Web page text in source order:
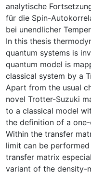
analytische
für die Spin-
bei unendlicher
In this thesis
quantum systems is
quantum model is
classical system by a
Apart from the usual
novel Trotter-Suzuki
to a classical model
the definition of a
Within the transfer
limit can be
transfer matrix
variant of the density-